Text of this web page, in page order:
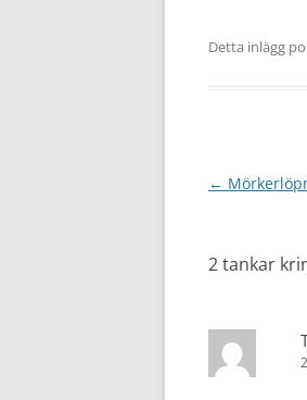
Detta inlägg
←
2 tankar